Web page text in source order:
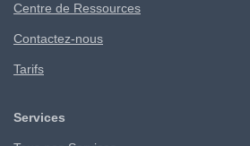
Centre de Ressources
Contactez-nous
Tarifs
Services